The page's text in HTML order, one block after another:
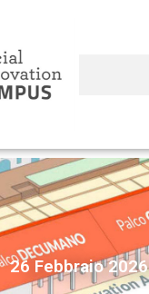
26 Febbraio 2026